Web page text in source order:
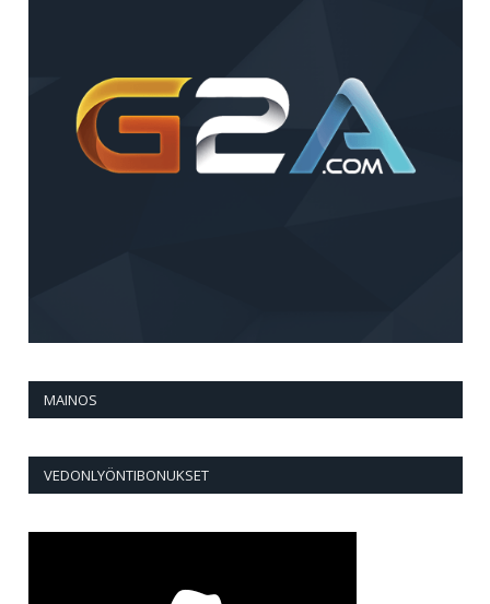
MAINOS
VEDONLYÖNTIBONUKSET